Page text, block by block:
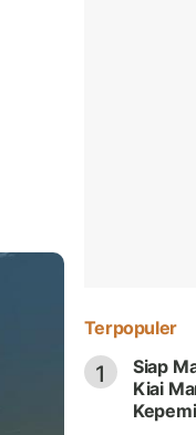
Terpopuler
1
Siap
Kiai